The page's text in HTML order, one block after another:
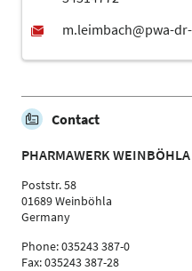
Contact
PHARMAWERK WEINBÖHLA
Poststr. 58
01689 Weinböhla
Germany
Phone: 035243 387-0
Fax: 035243 387-28